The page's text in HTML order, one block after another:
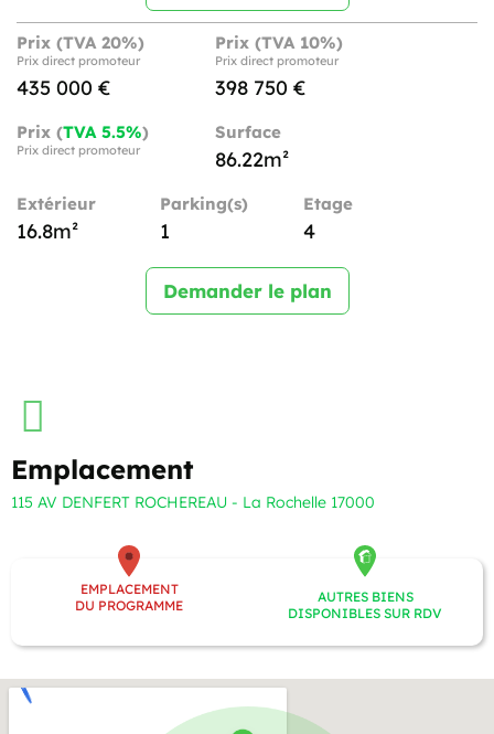
Prix (TVA 20%)
Prix direct promoteur
435 000 €
Prix (TVA 10%)
Prix direct promoteur
398 750 €
Prix (TVA 5.5%)
Prix direct promoteur
Surface
86.22m²
Extérieur
16.8m²
Parking(s)
1
Etage
4
Demander le plan
Emplacement
115 AV DENFERT ROCHEREAU - La Rochelle 17000
EMPLACEMENT
DU PROGRAMME
AUTRES BIENS
DISPONIBLES SUR RDV